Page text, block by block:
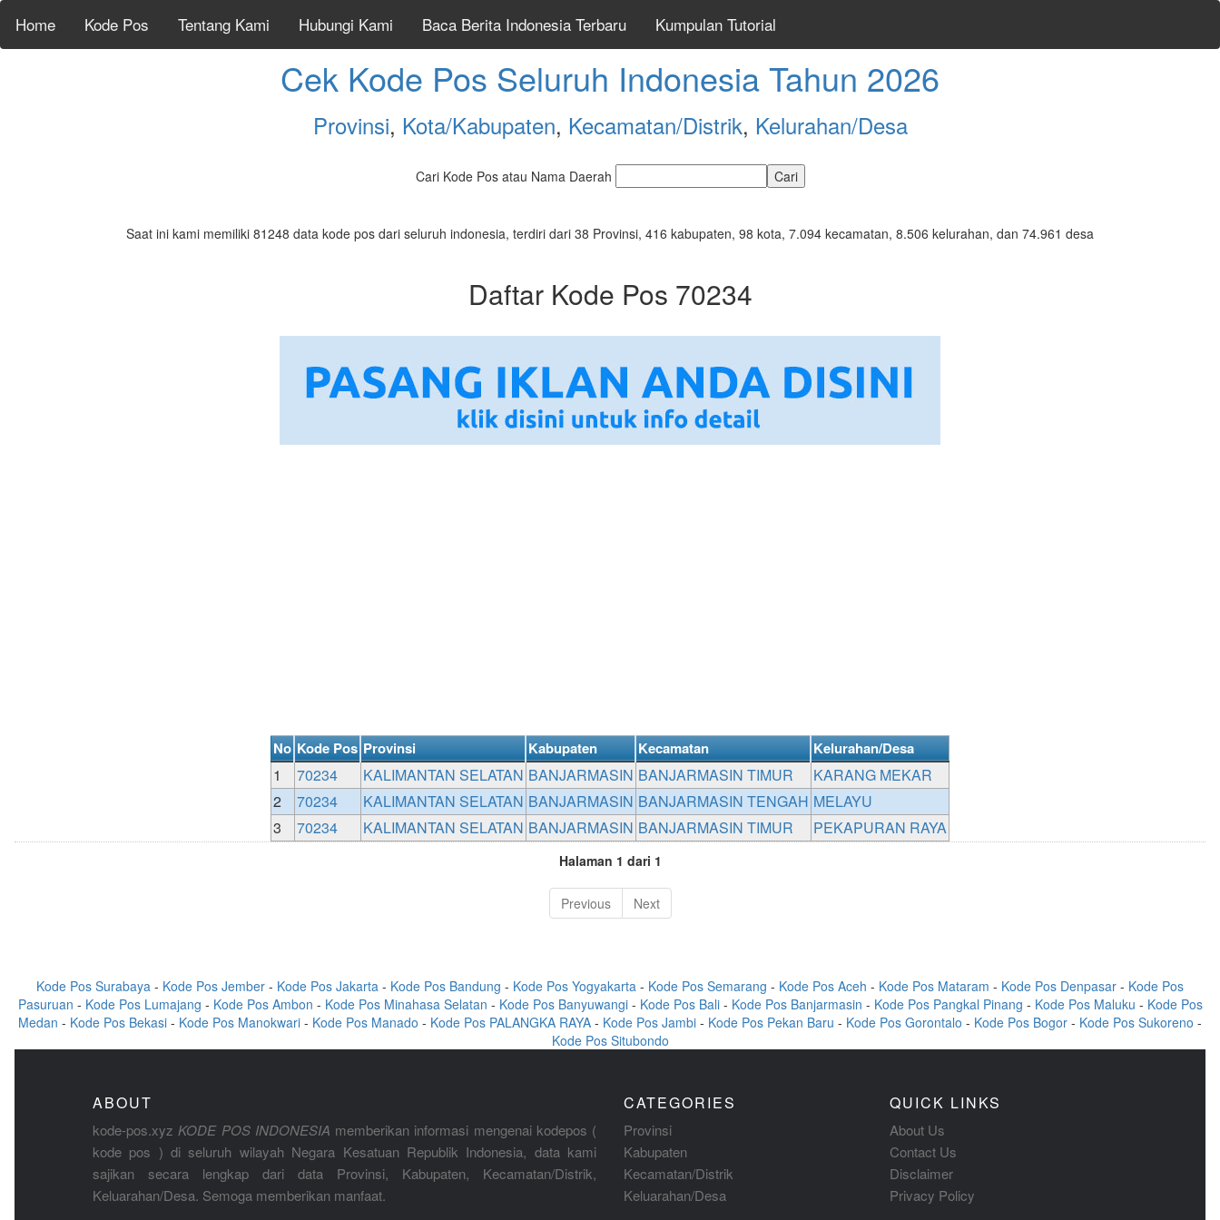
Home Kode Pos Tentang Kami Hubungi Kami Baca Berita Indonesia Terbaru Kumpulan Tutorial
Cek Kode Pos Seluruh Indonesia Tahun 2026
Provinsi, Kota/Kabupaten, Kecamatan/Distrik, Kelurahan/Desa
Cari Kode Pos atau Nama Daerah
Saat ini kami memiliki 81248 data kode pos dari seluruh indonesia, terdiri dari 38 Provinsi, 416 kabupaten, 98 kota, 7.094 kecamatan, 8.506 kelurahan, dan 74.961 desa
Daftar Kode Pos 70234
No Kode Pos Provinsi Kabupaten Kecamatan Kelurahan/Desa
1 70234 KALIMANTAN SELATAN BANJARMASIN BANJARMASIN TIMUR
KARANG MEKAR
2
70234 KALIMANTAN SELATAN BANJARMASIN BANJARMASIN TENGAH MELAYU
3
70234 KALIMANTAN SELATAN BANJARMASIN BANJARMASIN TIMUR PEKAPURAN RAYA
Halaman 1 dari 1
Previous Next
Kode Pos Surabaya - Kode Pos Jember - Kode Pos Jakarta - Kode Pos Bandung - Kode Pos Yogyakarta - Kode Pos Semarang - Kode Pos Aceh - Kode Pos Mataram - Kode Pos Denpasar - Kode Pos
Pasuruan - Kode Pos Lumajang - Kode Pos Ambon - Kode Pos Minahasa Selatan - Kode Pos Banyuwangi- Kode Pos Bali- Kode Pos Banjarmasin - Kode Pos Pangkal Pinang - Kode Pos Maluku - Kode Pos
Medan - Kode Pos Bekasi - Kode Pos Manokwari - Kode Pos Manado - Kode Pos PALANGKA RAYA - Kode Pos Jambi - Kode Pos Pekan Baru - Kode Pos Gorontalo - Kode Pos Bogor - Kode Pos Sukoreno -
Kode Pos Situbondo
ABOUT
kode-pos.xyz KODE POS INDONESIA memberikan informasi mengenai kodepos (
kode pos ) di seluruh wilayah Negara Kesatuan Republik Indonesia, data kami
sajikan secara lengkap dari data Provinsi, Kabupaten, Kecamatan/Distrik,
Keluarahan/Desa. Semoga memberikan manfaat.
CATEGORIES
Provinsi
Kabupaten
Kecamatan/Distrik
Keluarahan/Desa
QUICK LINKS
About Us
Contact Us
Disclaimer
Privacy Policy